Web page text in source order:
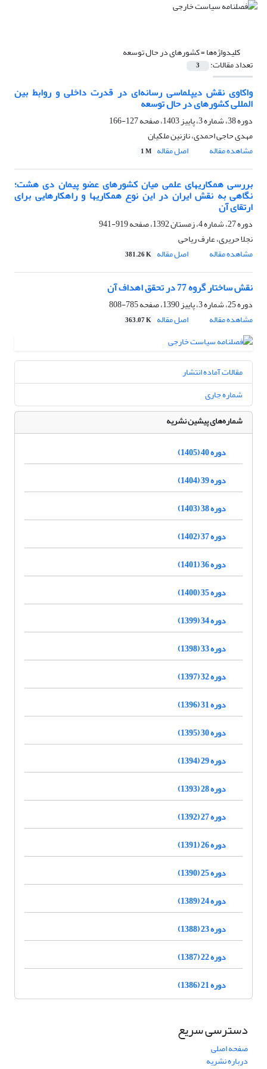
کلیدواژه‌ها =کشورهای در حال توسعه
تعداد مقالات: 3
واکاوی نقش دیپلماسی رسانه‌ای در قدرت داخلی و روابط بین
المللی کشورهای در حال توسعه
دوره 38، شماره 3، پاییز 1403، صفحه
127-166
مهدی حاجی احمدی، نازنین ملکیان
مشاهده مقاله
اصل مقاله 1 M
بررسی همکاری‏های علمی میان کشورهای عضو پیمان دی‏ هشت؛
نگاهی به نقش ایران در این نوع همکاری‏ها و راهکارهایی برای
ارتقای آن
دوره 27، شماره 4، زمستان 1392، صفحه
919-941
نجلا حریری، عارف ریاحی
مشاهده مقاله
اصل مقاله 381.26 K
نقش ساختار گروه 77 در تحقق اهداف آن
دوره 25، شماره 3، پاییز 1390، صفحه
785-808
مشاهده مقاله
اصل مقاله 363.07 K
مقالات آماده انتشار
شماره جاری
شماره‌های پیشین نشریه
دوره 40 (1405)
دوره 39 (1404)
دوره 38 (1403)
دوره 37 (1402)
دوره 36 (1401)
دوره 35 (1400)
دوره 34 (1399)
دوره 33 (1398)
دوره 32 (1397)
دوره 31 (1396)
دوره 30 (1395)
دوره 29 (1394)
دوره 28 (1393)
دوره 27 (1392)
دوره 26 (1391)
دوره 25 (1390)
دوره 24 (1389)
دوره 23 (1388)
دوره 22 (1387)
دوره 21 (1386)
دسترسی سریع
صفحه اصلی
درباره نشریه